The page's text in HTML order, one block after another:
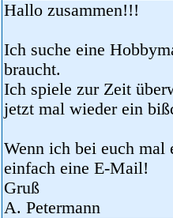
Hallo zusammen!!!
Ich suche eine
braucht.
Ich spiele zur Zeit
jetzt mal wieder ein
Wenn ich bei euch mal
einfach eine E-Mail!
Gruß
A. Petermann